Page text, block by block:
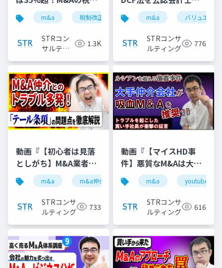
が大幅増税｜3.5億円か
ら対象に』で投影した
m&a 税制改正 税金ミニマム課税 税理士
STRコン
サルティ
1.3K
日本一わかりやすく解
説 』で投影した資料
m&a バリュエー
STRコンサ
ルティング
776
動画『【初心者は見落
としがち】M&A業者の
「テール条項」悪用ト
ラブル３選』で投影し
m&a m&a仲介 テール条項 youtube
STRコンサ
ルティング
733
動画『【マイスHD事
件】悪質なM&Aは大手
仲介が提案した？ルシ
アン以上の激震かも 』
で投影した資料
m&a youtube
STRコンサ
ルティング
616